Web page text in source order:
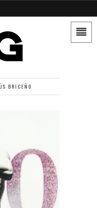
BRICEÑO